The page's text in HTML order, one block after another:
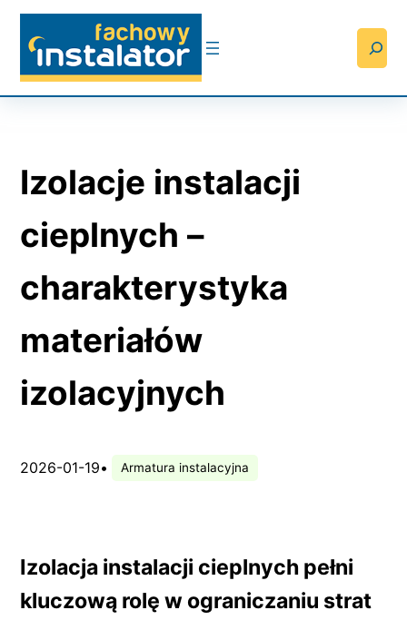
Przejdź
treści
Izolacje instalacji
cieplnych –
charakterystyka
materiałów
izolacyjnych
2026-01-19• Armatura instalacyjna
Izolacja instalacji cieplnych pełni
kluczową rolę w ograniczaniu strat